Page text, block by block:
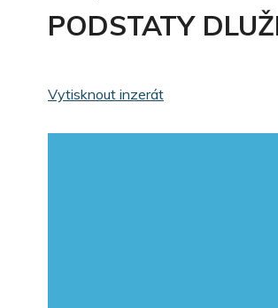
PODSTATY
Vytisknout inzerát